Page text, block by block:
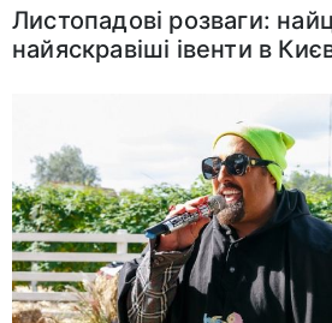
Листопадові розваги:
найяскравіші івенти в